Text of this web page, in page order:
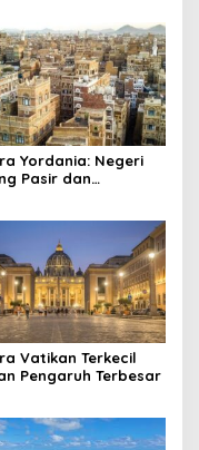
Yordania: Negeri
Pasir dan
Vatikan Terkecil
Pengaruh Terbesar